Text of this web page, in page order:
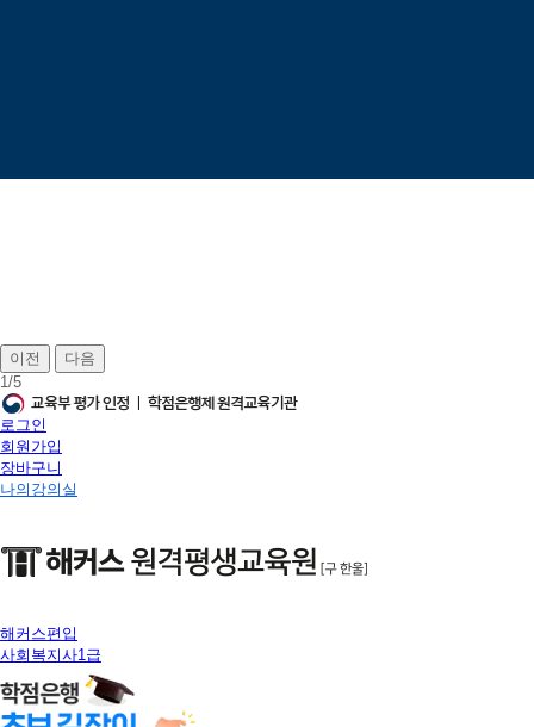
이전
다음
1/5
로그인
회원가입
장바구니
나의강의실
해커스편입
사회복지사1급